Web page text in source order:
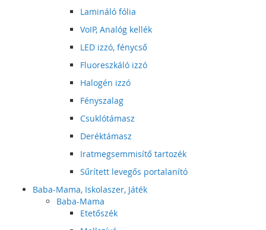
Lamináló fólia
VoIP, Analóg kellék
LED izzó, fénycső
Fluoreszkáló izzó
Halogén izzó
Fényszalag
Csuklótámasz
Deréktámasz
Iratmegsemmisítő tartozék
Sűrített levegős portalanító
Baba-Mama, Iskolaszer, Játék
Baba-Mama
Etetőszék